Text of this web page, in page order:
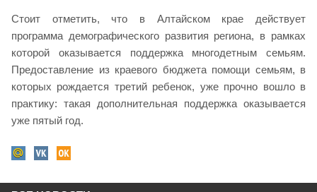
Стоит отметить, что в Алтайском крае действует
программа демографического развития региона, в рамках
которой оказывается поддержка многодетным семьям.
Предоставление из краевого бюджета помощи семьям, в
которых рождается третий ребенок, уже прочно вошло в
практику: такая дополнительная поддержка оказывается
уже пятый год.